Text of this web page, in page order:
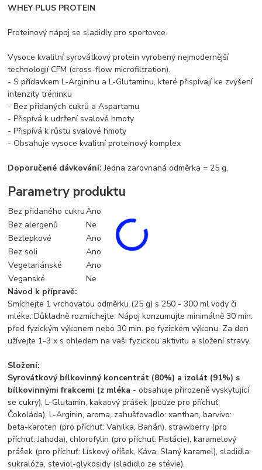
WHEY PLUS PROTEIN
Proteinový nápoj se sladidly pro sportovce.
Vysoce kvalitní syrovátkový protein vyrobený nejmodernější
technologií CFM (cross-flow microfiltration).
- S přídavkem L-Argininu a L-Glutaminu, které přispívají ke zvýšení
intenzity tréninku
- Bez přidaných cukrů a Aspartamu
- Přispívá k udržení svalové hmoty
- Přispívá k růstu svalové hmoty
- Obsahuje vysoce kvalitní proteinový komplex
Doporučené dávkování: Jedna zarovnaná odměrka = 25 g.
Parametry produktu
Bez přidaného cukruAno
Bez alergenů
Ne
Bezlepkové
Ano
Bez soli
Ano
Vegetariánské
Ano
Veganské
Ne
Návod k přípravě:
Smíchejte 1 vrchovatou odměrku (25 g) s 250 - 300 ml vody či
mléka. Důkladně rozmíchejte. Nápoj konzumujte minimálně 30 min.
před fyzickým výkonem nebo 30 min. po fyzickém výkonu. Za den
užívejte 1-3 x s ohledem na vaši fyzickou aktivitu a složení stravy.
Složení:
Syrovátkový bílkovinný koncentrát (80%) a izolát (91%) s
bílkovinnými frakcemi (z mléka - obsahuje přirozeně vyskytující
se cukry), L-Glutamin, kakaový prášek (pouze pro příchuť:
Čokoláda), L-Arginin, aroma, zahušťovadlo: xanthan, barvivo:
beta-karoten (pro příchuť: Vanilka, Banán), strawberry (pro
příchuť: Jahoda), chlorofylin (pro příchuť: Pistácie), karamelový
prášek (pro příchuť: Lískový oříšek, Káva, Slaný karamel), sladidla:
sukralóza, steviol-glykosidy (sladidlo ze stévie).